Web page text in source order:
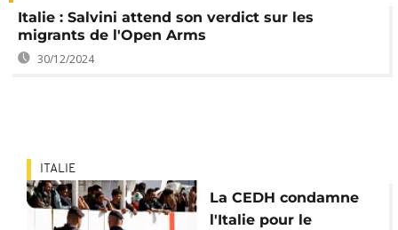
Italie : Salvini attend son verdict sur les
migrants de l'Open Arms
30/12/2024
ITALIE
La CEDH condamne
l'Italie pour le